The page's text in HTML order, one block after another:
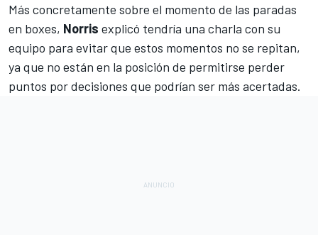
Más concretamente sobre el momento de las paradas
en boxes, Norris explicó tendría una charla con su
equipo para evitar que estos momentos no se repitan,
ya que no están en la posición de permitirse perder
puntos por decisiones que podrían ser más acertadas.